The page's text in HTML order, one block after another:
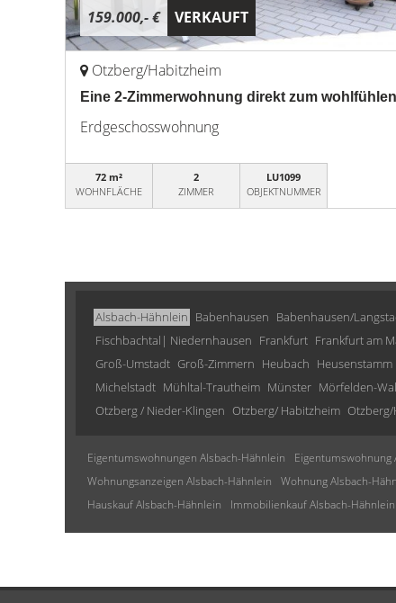
159.000,- € VERKAUFT
Otzberg/Habitzheim
Eine 2-Zimmerwohnung direkt zum wohlfühlen
Erdgeschosswohnung
72 m²
WOHNFLÄCHE
2
ZIMMER
LU1099
OBJEKTNUMMER
Alsbach-Hähnlein Babenhausen Babenhausen/
Fischbachtal| Niedernhausen Frankfurt Frankfurt am
Groß-Umstadt Groß-Zimmern Heubach Heusenstamm
Michelstadt Mühltal-Trautheim Münster Mörfelden-
Otzberg / Nieder-Klingen Otzberg/ Habitzheim
Eigentumswohnungen Alsbach-Hähnlein Eigentumswohnung
Wohnungsanzeigen Alsbach-Hähnlein
Wohnung Alsbach-
Hauskauf Alsbach-Hähnlein
Immobilienkauf Alsbach-Hähnlein